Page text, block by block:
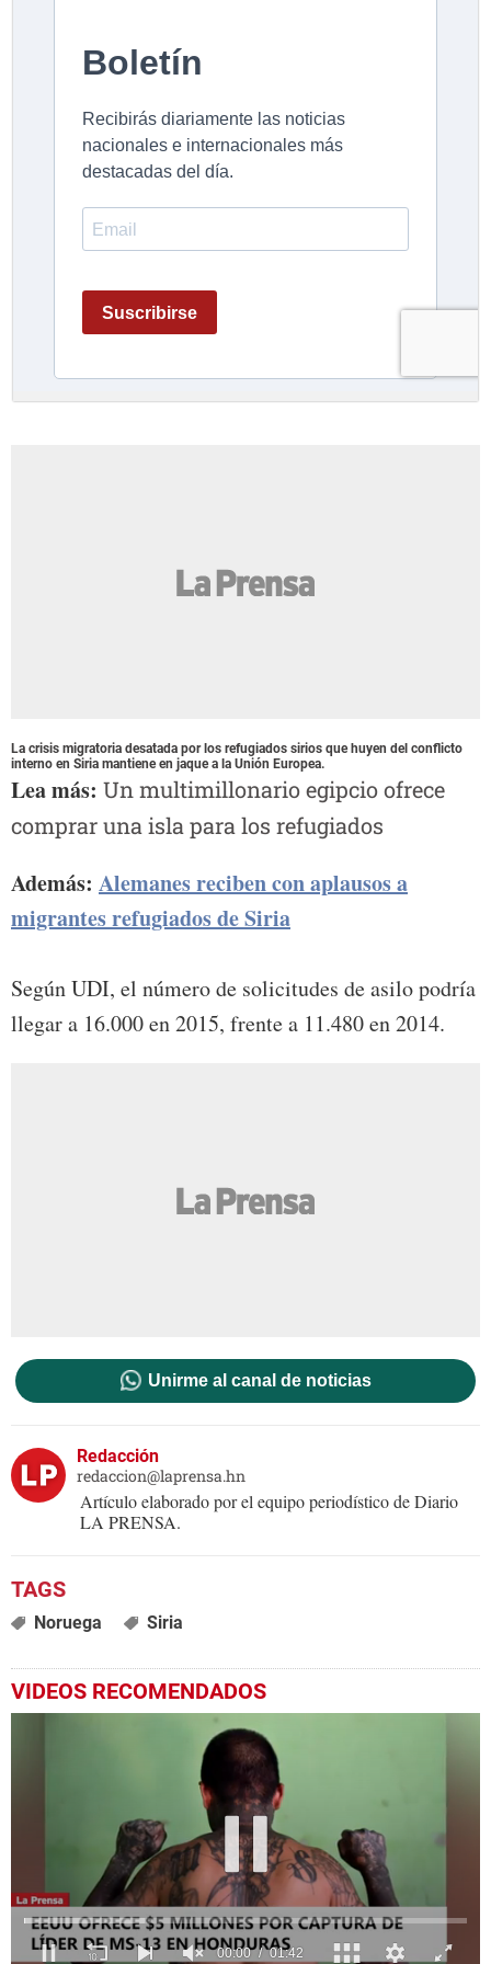
La crisis migratoria desatada por los refugiados sirios que huyen del conflicto
interno en Siria mantiene en jaque a la Unión Europea.
Lea más: Un multimillonario egipcio ofrece
comprar una isla para los refugiados
Además: Alemanes reciben con aplausos a
migrantes refugiados de Siria
Según UDI, el número de solicitudes de asilo podría
llegar a 16.000 en 2015, frente a 11.480 en 2014.
Unirme al canal de noticias
Redacción
redaccion@laprensa.hn
Artículo elaborado por el equipo periodístico de Diario
LA PRENSA.
Noruega Siria
VIDEOS RECOMENDADOS